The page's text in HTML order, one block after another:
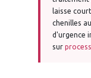
laisse
chenilles
d'urgence
sur